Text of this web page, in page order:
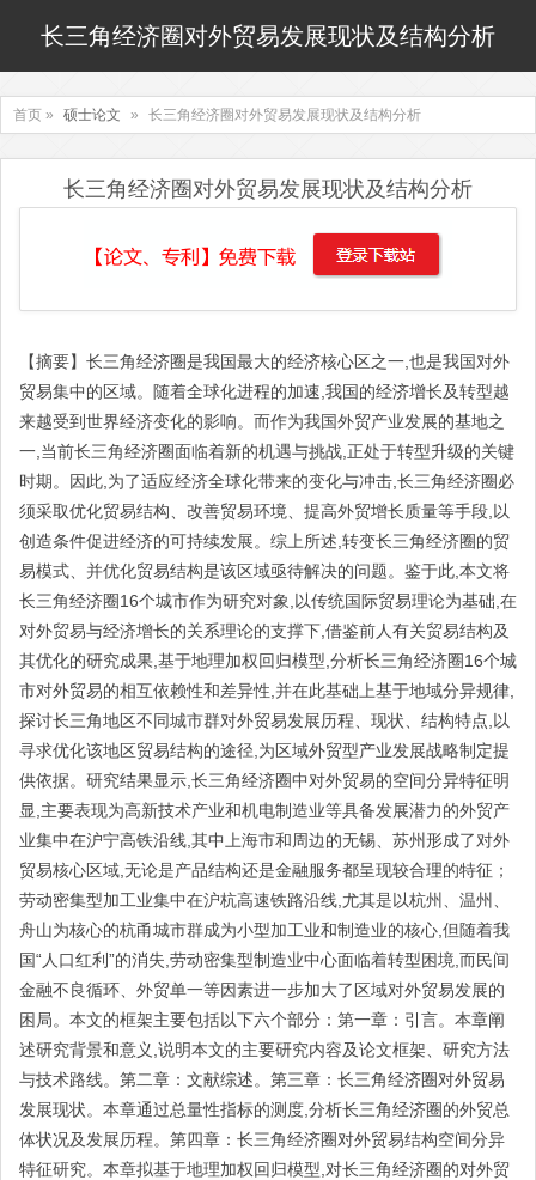
长三角经济圈对外贸易发展现状及结构分析
首页 » 硕士论文 » 长三角经济圈对外贸易发展现状及结构分析
长三角经济圈对外贸易发展现状及结构分析
【摘要】长三角经济圈是我国最大的经济核心区之一,也是我国对外
贸易集中的区域。随着全球化进程的加速,我国的经济增长及转型越
来越受到世界经济变化的影响。而作为我国外贸产业发展的基地之
一,当前长三角经济圈面临着新的机遇与挑战,正处于转型升级的关键
时期。因此,为了适应经济全球化带来的变化与冲击,长三角经济圈必
须采取优化贸易结构、改善贸易环境、提高外贸增长质量等手段,以
创造条件促进经济的可持续发展。综上所述,转变长三角经济圈的贸
易模式、并优化贸易结构是该区域亟待解决的问题。鉴于此,本文将
长三角经济圈16个城市作为研究对象,以传统国际贸易理论为基础,在
对外贸易与经济增长的关系理论的支撑下,借鉴前人有关贸易结构及
其优化的研究成果,基于地理加权回归模型,分析长三角经济圈16个城
市对外贸易的相互依赖性和差异性,并在此基础上基于地域分异规律,
探讨长三角地区不同城市群对外贸易发展历程、现状、结构特点,以
寻求优化该地区贸易结构的途径,为区域外贸型产业发展战略制定提
供依据。研究结果显示,长三角经济圈中对外贸易的空间分异特征明
显,主要表现为高新技术产业和机电制造业等具备发展潜力的外贸产
业集中在沪宁高铁沿线,其中上海市和周边的无锡、苏州形成了对外
贸易核心区域,无论是产品结构还是金融服务都呈现较合理的特征；
劳动密集型加工业集中在沪杭高速铁路沿线,尤其是以杭州、温州、
舟山为核心的杭甬城市群成为小型加工业和制造业的核心,但随着我
国“人口红利”的消失,劳动密集型制造业中心面临着转型困境,而民间
金融不良循环、外贸单一等因素进一步加大了区域对外贸易发展的
困局。本文的框架主要包括以下六个部分：第一章：引言。本章阐
述研究背景和意义,说明本文的主要研究内容及论文框架、研究方法
与技术路线。第二章：文献综述。第三章：长三角经济圈对外贸易
发展现状。本章通过总量性指标的测度,分析长三角经济圈的外贸总
体状况及发展历程。第四章：长三角经济圈对外贸易结构空间分异
特征研究。本章拟基于地理加权回归模型,对长三角经济圈的对外贸